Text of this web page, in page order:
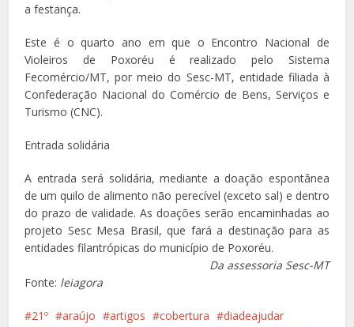
a festança.
Este é o quarto ano em que o Encontro Nacional de
Violeiros de Poxoréu é realizado pelo Sistema
Fecomércio/MT, por meio do Sesc-MT, entidade filiada à
Confederação Nacional do Comércio de Bens, Serviços e
Turismo (CNC).
Entrada solidária
A entrada será solidária, mediante a doação espontânea
de um quilo de alimento não perecível (exceto sal) e dentro
do prazo de validade. As doações serão encaminhadas ao
projeto Sesc Mesa Brasil, que fará a destinação para as
entidades filantrópicas do município de Poxoréu.
Da assessoria Sesc-MT
Fonte: leiagora
21º araújo artigos cobertura
diadeajudar